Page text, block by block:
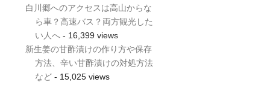
白川郷へのアクセスは高山からな
ら車？高速バス？両方観光した
い人へ- 16,399 views
新生姜の甘酢漬けの作り方や保存
方法、辛い甘酢漬けの対処方法
など- 15,025 views